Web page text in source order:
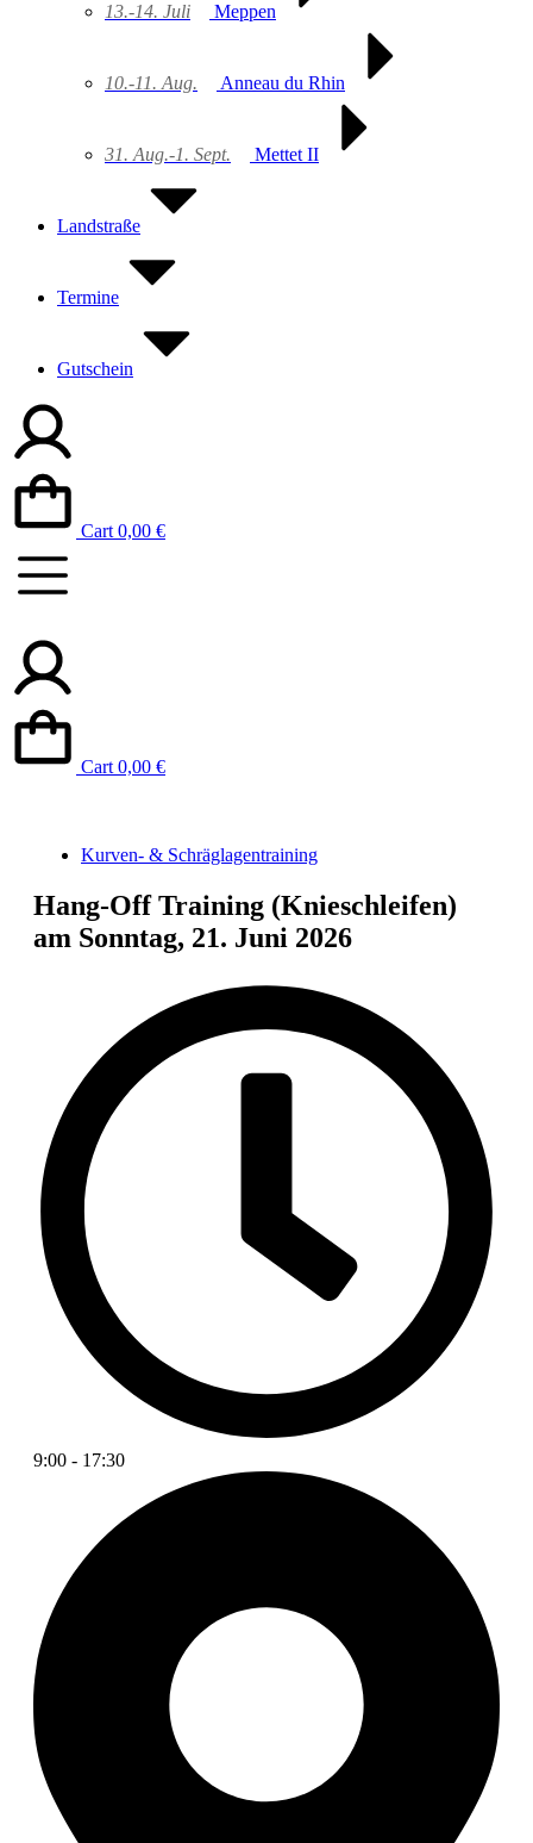
13.-14. Juli Meppen
10.-11. Aug. Anneau du Rhin
31. Aug.-1. Sept. Mettet II
Landstraße
Termine
Gutschein
Cart 0,00 €
Cart 0,00 €
Kurven- & Schräglagentraining
Hang-Off Training (Knieschleifen)
am Sonntag, 21. Juni 2026
9:00 - 17:30